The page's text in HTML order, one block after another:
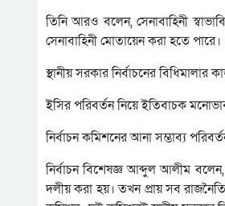
তিনি আরও বলেন, সেনাবাহিনী
সেনাবাহিনী মোতায়েন করা হতে পারে।
স্থানীয় সরকার নির্বাচনের
ইসির পরিবর্তন নিয়ে ইতিবাচক
নির্বাচন কমিশনের আনা সম্ভাব্য
নির্বাচন বিশেষজ্ঞ আব্দুল আলীম
দলীয় করা হয়। তখন প্রায় সব